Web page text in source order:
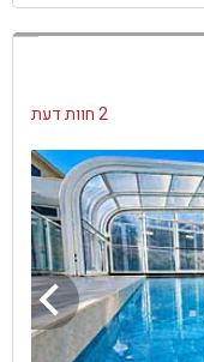
2 חוות דעת